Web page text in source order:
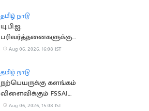
உண்ணாவிரதம்
தமிழ் நாடு
யு.பி.ஐ.
பரிவர்த்தனைகளுக்கு
மீண்டும் கட்டணம்?
Aug 06, 2026, 16:08 IST
தமிழ் நாடு
நற்பெயருக்கு களங்கம்
விளைவிக்கும் FSSAI
உத்தரவு: டாபர்
Aug 06, 2026, 15:08 IST